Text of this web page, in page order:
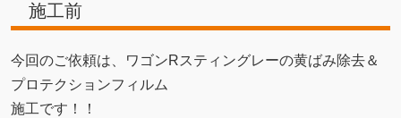
施工前
今回のご依頼は、ワゴンRスティングレーの黄ばみ除去＆
プロテクションフィルム
施工です！！